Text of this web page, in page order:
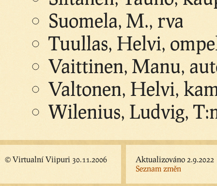
Suomela, M., rva
Tuullas, Helvi,
Vaittinen, Manu,
Valtonen, Helvi,
Wilenius, Ludvig,
© Virtualní Viipuri 30.11.2006
Aktualizováno 2.9.2022
Seznam změn